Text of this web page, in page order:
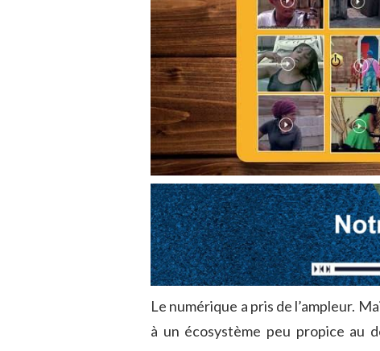
Le numérique a pris de l’ampleur.
à un écosystème peu propice au